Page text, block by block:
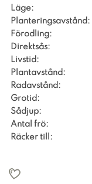
Läge:
Planteringsavstånd:
Förodling:
Direktsås:
Livstid:
Plantavstånd:
Radavstånd:
Grotid:
Sådjup:
Antal frö:
Räcker till: